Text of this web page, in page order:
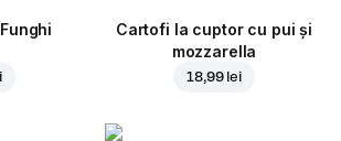
Cartofi la cuptor cu pui și
mozzarella
18,99 lei